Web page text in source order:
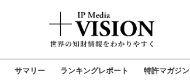
サマリー ランキングレポート 特許マガジン